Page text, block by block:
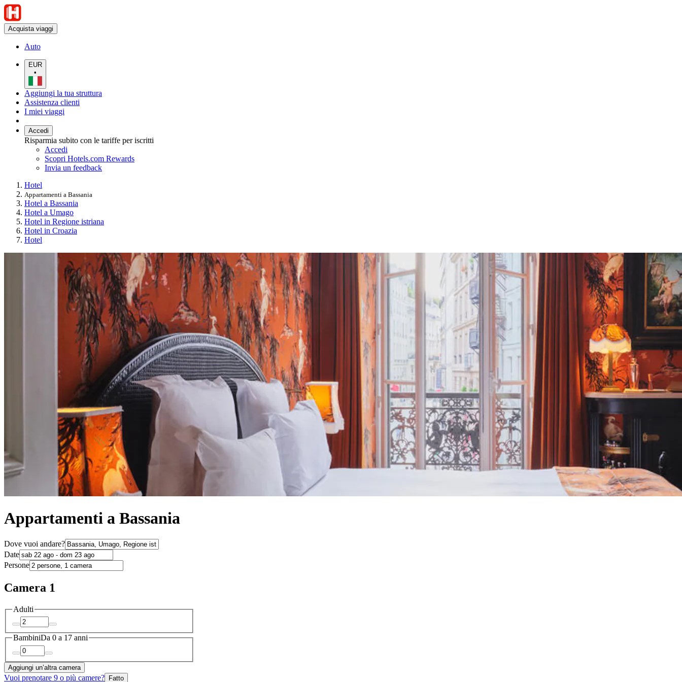
Acquista viaggi
Auto
EUR
•
Aggiungi la tua struttura
Assistenza clienti
I miei viaggi
Accedi
Risparmia subito con le tariffe per iscritti
Accedi
Scopri Hotels.com Rewards
Invia un feedback
Hotel
Appartamenti a Bassania
Hotel a Bassania
Hotel a Umago
Hotel in Regione istriana
Hotel in Croazia
Hotel
Appartamenti a Bassania
Dove vuoi andare?
Date
Persone
Camera 1
Adulti
BambiniDa 0 a 17 anni
Aggiungi un’altra camera
Vuoi prenotare 9 o più camere? Fatto